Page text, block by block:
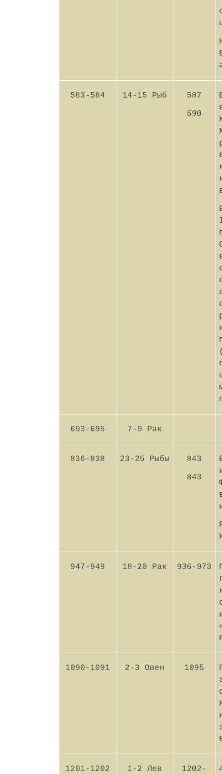
583-584 14-15 Рыб 587
590
693-695 7-9 Рак
836-838 23-25 Рыбы 843
843
947-949 18-20 Рак 936-973
1090-1091 2-3 Овен 1095
1201-1202 1-2 Лев
1202-